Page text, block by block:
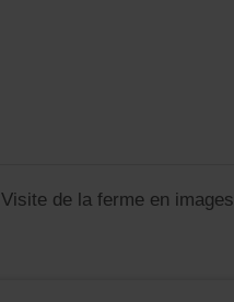
Visite de la ferme en images